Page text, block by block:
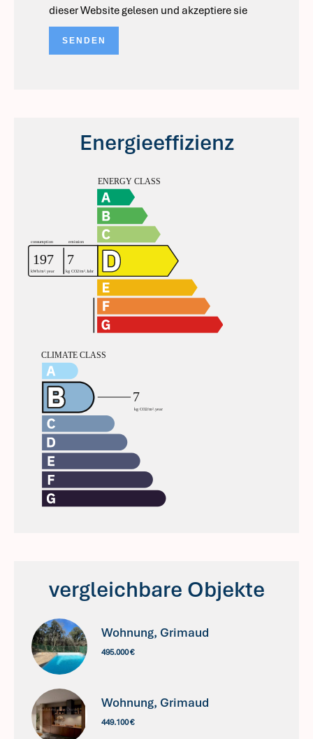
dieser Website gelesen und akzeptiere sie
SENDEN
Energieeffizienz
vergleichbare Objekte
Wohnung, Grimaud
495.000 €
Wohnung, Grimaud
449.100 €